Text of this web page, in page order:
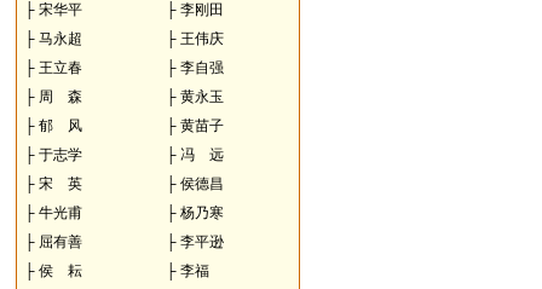
├ 宋华平 ├ 李刚田
├ 马永超 ├ 王伟庆
├ 王立春 ├ 李自强
├ 周 森 ├ 黄永玉
├ 郁 风 ├ 黄苗子
├ 于志学 ├ 冯 远
├ 宋 英 ├ 侯德昌
├ 牛光甫 ├ 杨乃寒
├ 屈有善 ├ 李平逊
├ 侯 耘 ├ 李福